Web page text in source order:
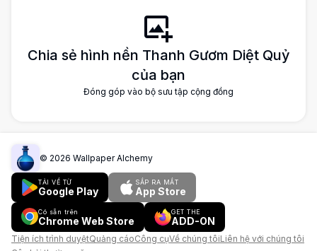
Chia sẻ hình nền Thanh Gươm Diệt Quỷ
của bạn
Đóng góp vào bộ sưu tập cộng đồng
© 2026 Wallpaper Alchemy
TẢI VỀ TỪ
Google Play
SẮP RA MẮT
App Store
Có sẵn trên
Chrome Web Store
GET THE
ADD-ON
Tiện ích trình duyệtQuảng cáoCông cụVề chúng tôiLiên hệ với chúng tôi